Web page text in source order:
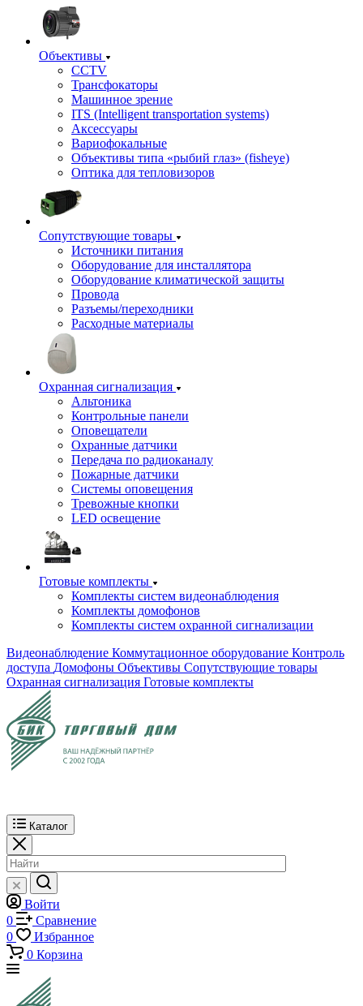
Объективы
CCTV
Трансфокаторы
Машинное зрение
ITS (Intelligent transportation systems)
Аксессуары
Вариофокальные
Объективы типа «рыбий глаз» (fisheye)
Оптика для тепловизоров
Сопутствующие товары
Источники питания
Оборудование для инсталлятора
Оборудование климатической защиты
Провода
Разъемы/переходники
Расходные материалы
Охранная сигнализация
Альтоника
Контрольные панели
Оповещатели
Охранные датчики
Передача по радиоканалу
Пожарные датчики
Системы оповещения
Тревожные кнопки
LED освещение
Готовые комплекты
Комплекты систем видеонаблюдения
Комплекты домофонов
Комплекты систем охранной сигнализации
Видеонаблюдение Коммутационное оборудование Контроль
доступа Домофоны Объективы Сопутствующие товары
Охранная сигнализация Готовые комплекты
Каталог
Войти
0
Сравнение
0
Избранное
0 Корзина